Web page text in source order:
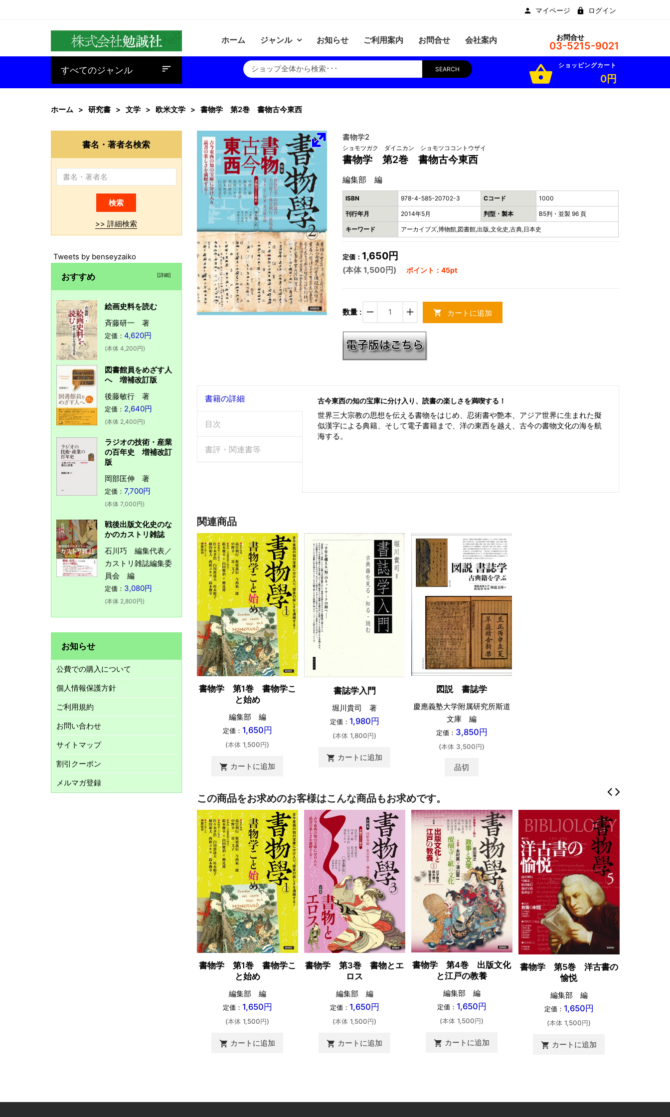
マイページ ログイン
ホーム ジャンル お知らせ ご利用案内 お問合せ 会社案内 お問合せ
03-5215-9021
すべてのジャンル
baseline_sort SEARCH shopping_basket ショッピングカート
0円
ホーム 研究書 文学 欧米文学 書物学 第2巻 書物古今東西
書物学2
ショモツガク ダイニカン ショモツココントウザイ
書物学 第2巻 書物古今東西
編集部 編
ISBN 978-4-585-20702-3 Cコード 1000
刊行年月 2014年5月 判型・製本 B5判・並製 96 頁
キーワード アーカイブズ,博物館,図書館,出版,文化史,古典,日本史
定価： 1,650円
(本体 1,500円) ポイント：45pt
数量 : remove add shopping_cart カートに追加
書籍の詳細
目次
書評・関連書等
古今東西の知の宝庫に分け入り、読書の楽しさを満喫する！
世界三大宗教の思想を伝える書物をはじめ、忍術書や艶本、アジア世界に生まれた擬
似漢字による典籍、そして電子書籍まで、洋の東西を越え、古今の書物文化の海を航
海する。
関連商品
書物学 第1巻 書物学こ
と始め
編集部 編
定価： 1,650円
(本体 1,500円)
shopping_cart カートに追加
書誌学入門
堀川貴司 著
定価： 1,980円
(本体 1,800円)
shopping_cart カートに追加
図説 書誌学
慶應義塾大学附属研究所斯道
文庫 編
定価： 3,850円
(本体 3,500円)
品切
この商品をお求めのお客様はこんな商品もお求めです。
書物学 第1巻 書物学こ
と始め
編集部 編
定価： 1,650円
(本体 1,500円)
shopping_cart カートに追加
書物学 第3巻 書物とエ
ロス
編集部 編
定価： 1,650円
(本体 1,500円)
shopping_cart カートに追加
書物学 第4巻 出版文化
と江戸の教養
編集部 編
定価： 1,650円
(本体 1,500円)
shopping_cart カートに追加
書物学 第5巻 洋古書の
愉悦
編集部 編
定価： 1,650円
(本体 1,500円)
shopping_cart カートに追加
書名・著者名検索
>> 詳細検索
Tweets by benseyzaiko
おすすめ [詳細]
絵画史料を読む
斉藤研一 著
定価： 4,620円
(本体 4,200円)
図書館員をめざす人
へ 増補改訂版
後藤敏行 著
定価： 2,640円
(本体 2,400円)
ラジオの技術・産業
の百年史 増補改訂
版
岡部匡伸 著
定価： 7,700円
(本体 7,000円)
戦後出版文化史のな
かのカストリ雑誌
石川巧 編集代表／
カストリ雑誌編集委
員会 編
定価： 3,080円
(本体 2,800円)
お知らせ
公費での購入について
個人情報保護方針
ご利用規約
お問い合わせ
サイトマップ
割引クーポン
メルマガ登録